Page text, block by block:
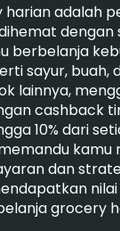
harian adalah
berbelanja
sayur, buah,
lainnya,
cashback
10% dari
kamu
dan
grocery